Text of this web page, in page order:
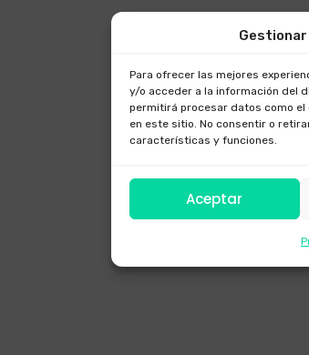
Para ofrecer las mejores
y/o acceder a la información del
permitirá procesar datos como
en este sitio. No consentir o
características y funciones.
Aceptar